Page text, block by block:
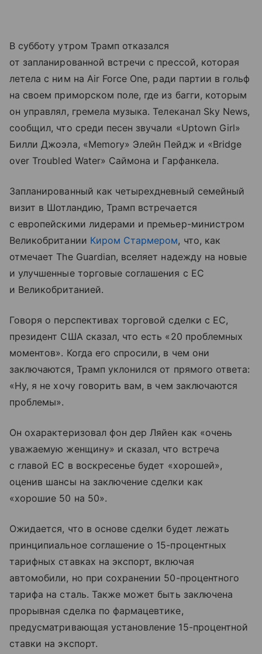
В субботу утром Трамп отказался
от запланированной встречи с прессой, которая
летела с ним на Air Force One, ради партии в гольф
на своем приморском поле, где из багги, которым
он управлял, гремела музыка. Телеканал Sky News,
сообщил, что среди песен звучали «Uptown Girl»
Билли Джоэла, «Memory» Элейн Пейдж и «Bridge
over Troubled Water» Саймона и Гарфанкела.
Запланированный как четырехдневный семейный
визит в Шотландию, Трамп встречается
с европейскими лидерами и премьер-министром
Великобритании Киром Стармером, что, как
отмечает The Guardian, вселяет надежду на новые
и улучшенные торговые соглашения с ЕС
и Великобританией.
Говоря о перспективах торговой сделки с ЕС,
президент США сказал, что есть «20 проблемных
моментов». Когда его спросили, в чем они
заключаются, Трамп уклонился от прямого ответа:
«Ну, я не хочу говорить вам, в чем заключаются
проблемы».
Он охарактеризовал фон дер Ляйен как «очень
уважаемую женщину» и сказал, что встреча
с главой ЕС в воскресенье будет «хорошей»,
оценив шансы на заключение сделки как
«хорошие 50 на 50».
Ожидается, что в основе сделки будет лежать
принципиальное соглашение о 15-процентных
тарифных ставках на экспорт, включая
автомобили, но при сохранении 50-процентного
тарифа на сталь. Также может быть заключена
прорывная сделка по фармацевтике,
предусматривающая установление 15-процентной
ставки на экспорт.